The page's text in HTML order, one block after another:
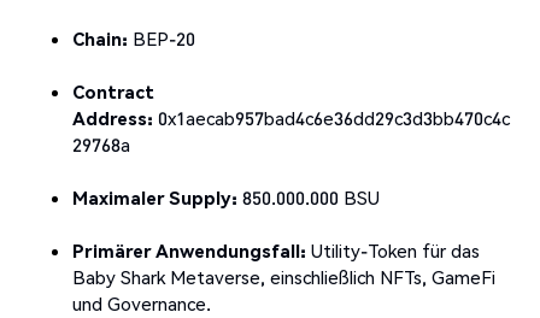
Chain: BEP-20
Contract
Address: 0x1aecab957bad4c6e36dd29c3d3bb470c4c
29768a
Maximaler Supply: 850.000.000 BSU
Primärer Anwendungsfall: Utility-Token für das
Baby Shark Metaverse, einschließlich NFTs, GameFi
und Governance.